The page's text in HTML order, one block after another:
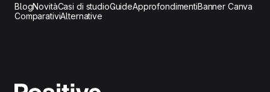
BlogNovitàCasi di studioGuideApprofondimentiBanner Canva
ComparativiAlternative